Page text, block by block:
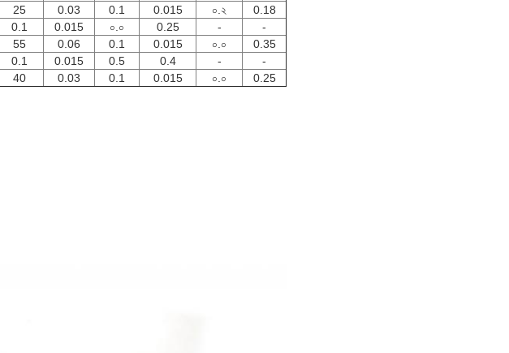
25 0.03 0.1 0.015 ০.২
0.18
0.1 0.015 ০.০ 0.25 -
-
55 0.06 0.1 0.015 ০.০
0.35
0.1 0.015 0.5 0.4 -
-
40 0.03 0.1 0.015 ০.০ 0.25